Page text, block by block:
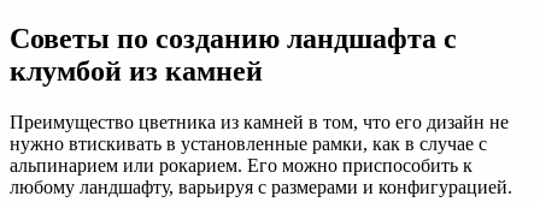
Советы по созданию ландшафта с
клумбой из камней
Преимущество цветника из камней в том, что его дизайн не
нужно втискивать в установленные рамки, как в случае с
альпинарием или рокарием. Его можно приспособить к
любому ландшафту, варьируя с размерами и конфигурацией.